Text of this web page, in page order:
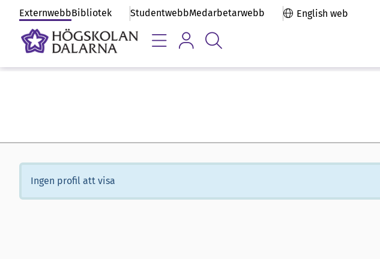
ExternwebbBibliotek StudentwebbMedarbetarwebb English web
Ingen profil att visa